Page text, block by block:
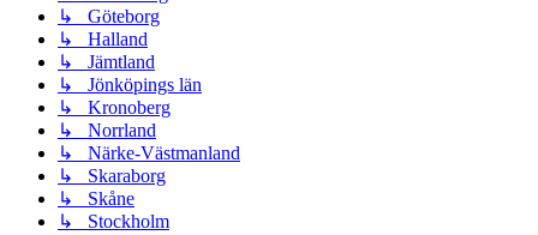
↳ Göteborg
↳ Halland
↳ Jämtland
↳ Jönköpings län
↳ Kronoberg
↳ Norrland
↳ Närke-Västmanland
↳ Skaraborg
↳ Skåne
↳ Stockholm